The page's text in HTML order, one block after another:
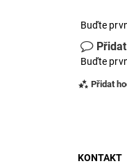
Buďte
Buďte
Přidat
KONTAKT